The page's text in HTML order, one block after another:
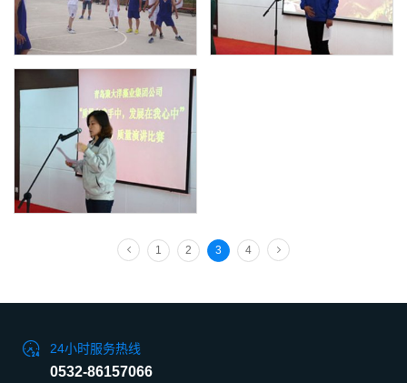
1 2 3 4
24小时服务热线
0532-86157066